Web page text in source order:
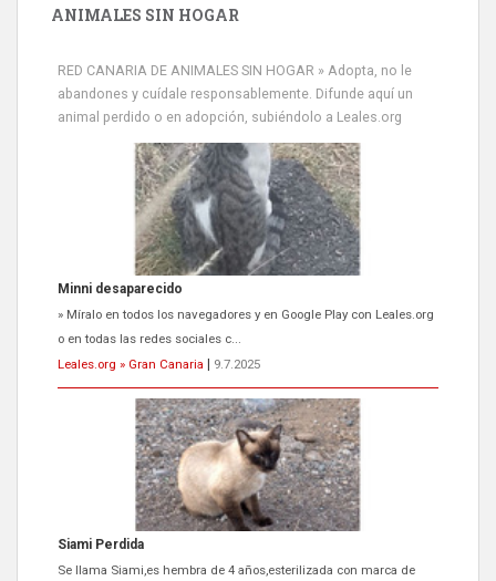
ANIMALES SIN HOGAR
RED CANARIA DE ANIMALES SIN HOGAR » Adopta, no le
abandones y cuídale responsablemente. Difunde aquí un
animal perdido o en adopción, subiéndolo a Leales.org
Minni desaparecido
» Míralo en todos los navegadores y en Google Play con Leales.org
o en todas las redes sociales c...
Leales.org » Gran Canaria | 9.7.2025
Siami Perdida
Se llama Siami,es hembra de 4 años,esterilizada con marca de